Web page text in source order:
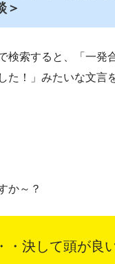
＞
検索すると、「一発
た！」みたいな文言
か～？
・決して頭が良